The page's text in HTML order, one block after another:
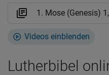
Videos einblenden
Lutherbibel